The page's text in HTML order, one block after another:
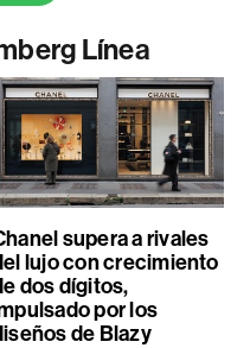
Línea
supera a rivales
lujo con crecimiento
dos dígitos,
por los
de Blazy